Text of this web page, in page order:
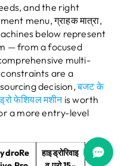
,and the right
menu, ग्राहक मात्रा,
below represent
— from a focused
multi-
are a
decision,बजट के
फेशियल मशीन is worth
a more entry-level
हाइड्रोरिवाइ